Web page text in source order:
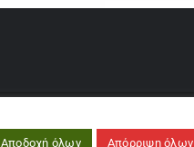
Αποδοχή όλων Απόρριψη όλων